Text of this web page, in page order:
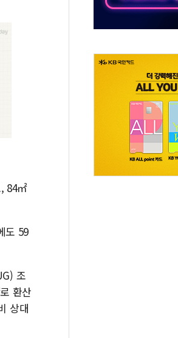
관위 견제·감독 강화' 2개 법 대표 발의
령에 "결혼 페널티 만든 건 이 정권…신생아
84㎡
도 59
조
환산
상대